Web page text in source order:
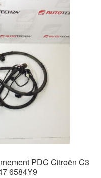
PDC Citroën C3
6584Y9